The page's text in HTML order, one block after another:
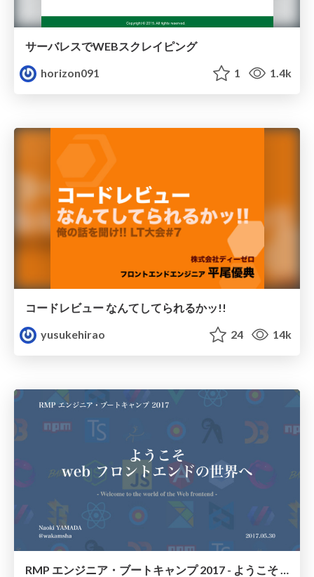
サーバレスでWEBスクレイピング
horizon091
1 1.4k
コードレビュー なんてしてられるかッ!!
yusukehirao
24 14k
RMP エンジニア・ブートキャンプ 2017 - ようこそ web フロントエンドの世界へ